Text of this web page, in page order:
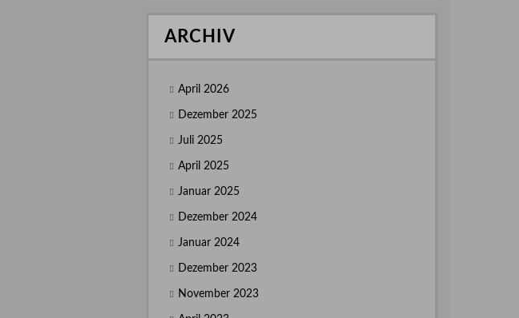
ARCHIV
April 2026
Dezember 2025
Juli 2025
April 2025
Januar 2025
Dezember 2024
Januar 2024
Dezember 2023
November 2023